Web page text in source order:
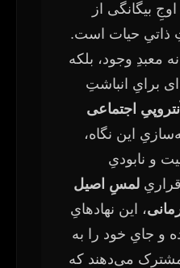
بیگانگی از
ذاتیِ حیات است.
معبدِ وجود، بلکه
برایِ انباشتِ
آنتروپیِ اجتماعی
این نگاه،
و نابودیِ
لمسِ اصیل
، این نهادهایِ
و جایِ خود را به
می‌دهند که